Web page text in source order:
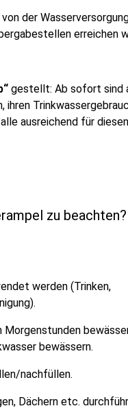
der
erreichen
gestellt: Ab sofort sind
ihren
ausreichend für diesen
zu beachten?
werden (Trinken,
Morgenstunden
bewässern.
nachfüllen.
Dächern etc.